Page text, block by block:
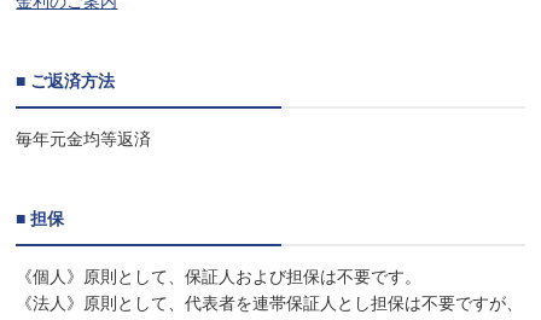
■ ご返済方法
毎年元金均等返済
■ 担保
《個人》原則として、保証人および担保は不要です。
《法人》原則として、代表者を連帯保証人とし担保は不要ですが、